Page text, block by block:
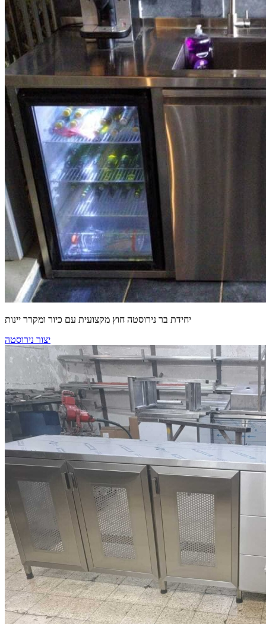
יחידת בר נירוסטה חוץ מקצועית עם כיור ומקרר יינות
יצור נירוסטה